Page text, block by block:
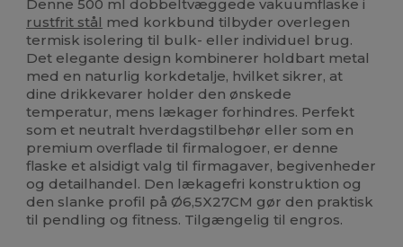
Denne 500 ml dobbeltvæggede vakuumflaske i
rustfrit stål med korkbund tilbyder overlegen
termisk isolering til bulk- eller individuel brug.
Det elegante design kombinerer holdbart metal
med en naturlig korkdetalje, hvilket sikrer, at
dine drikkevarer holder den ønskede
temperatur, mens lækager forhindres. Perfekt
som et neutralt hverdagstilbehør eller som en
premium overflade til firmalogoer, er denne
flaske et alsidigt valg til firmagaver, begivenheder
og detailhandel. Den lækagefri konstruktion og
den slanke profil på Ø6,5X27CM gør den praktisk
til pendling og fitness. Tilgængelig til engros.